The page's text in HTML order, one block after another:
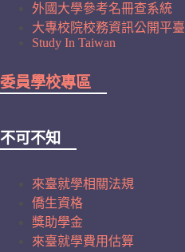
外國大學參考名冊查系統
大專校院校務資訊公開平臺
Study In Taiwan
委員學校專區
不可不知
來臺就學相關法規
僑生資格
獎助學金
來臺就學費用估算